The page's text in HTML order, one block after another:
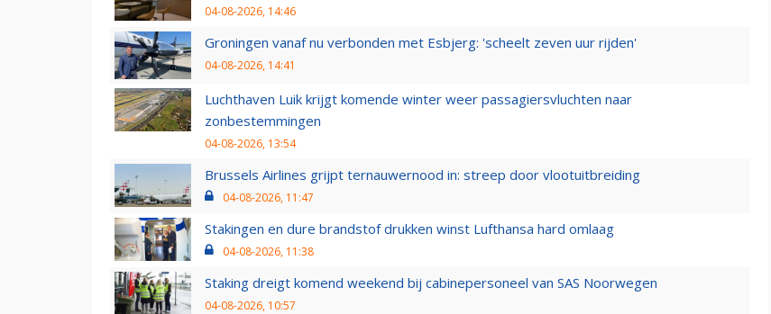
04-08-2026, 14:46
Groningen vanaf nu verbonden met Esbjerg: 'scheelt zeven uur rijden'
04-08-2026, 14:41
Luchthaven Luik krijgt komende winter weer passagiersvluchten naar
zonbestemmingen
04-08-2026, 13:54
Brussels Airlines grijpt ternauwernood in: streep door vlootuitbreiding
04-08-2026, 11:47
Stakingen en dure brandstof drukken winst Lufthansa hard omlaag
04-08-2026, 11:38
Staking dreigt komend weekend bij cabinepersoneel van SAS Noorwegen
04-08-2026, 10:57